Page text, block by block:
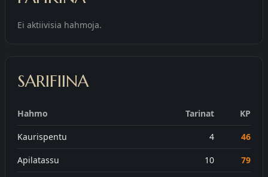
Ei aktiivisia hahmoja.
SARIFIINA
Hahmo Tarinat KP
Kaurispentu 4 46
Apilatassu 10 79